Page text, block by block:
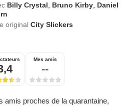
Billy Crystal Bruno Kirby Daniel
originalCity Slickers
Mes amis
--
amis proches de la quarantaine,